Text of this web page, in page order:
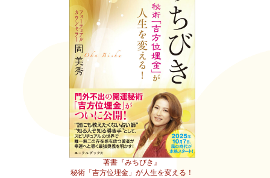
著書『みちびき』
秘術「吉方位埋金」が人生を変える！